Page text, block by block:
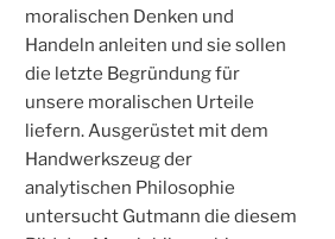
moralischen Denken und
Handeln anleiten und sie sollen
die letzte Begründung für
unsere moralischen Urteile
liefern. Ausgerüstet mit dem
Handwerkszeug der
analytischen Philosophie
untersucht Gutmann die diesem